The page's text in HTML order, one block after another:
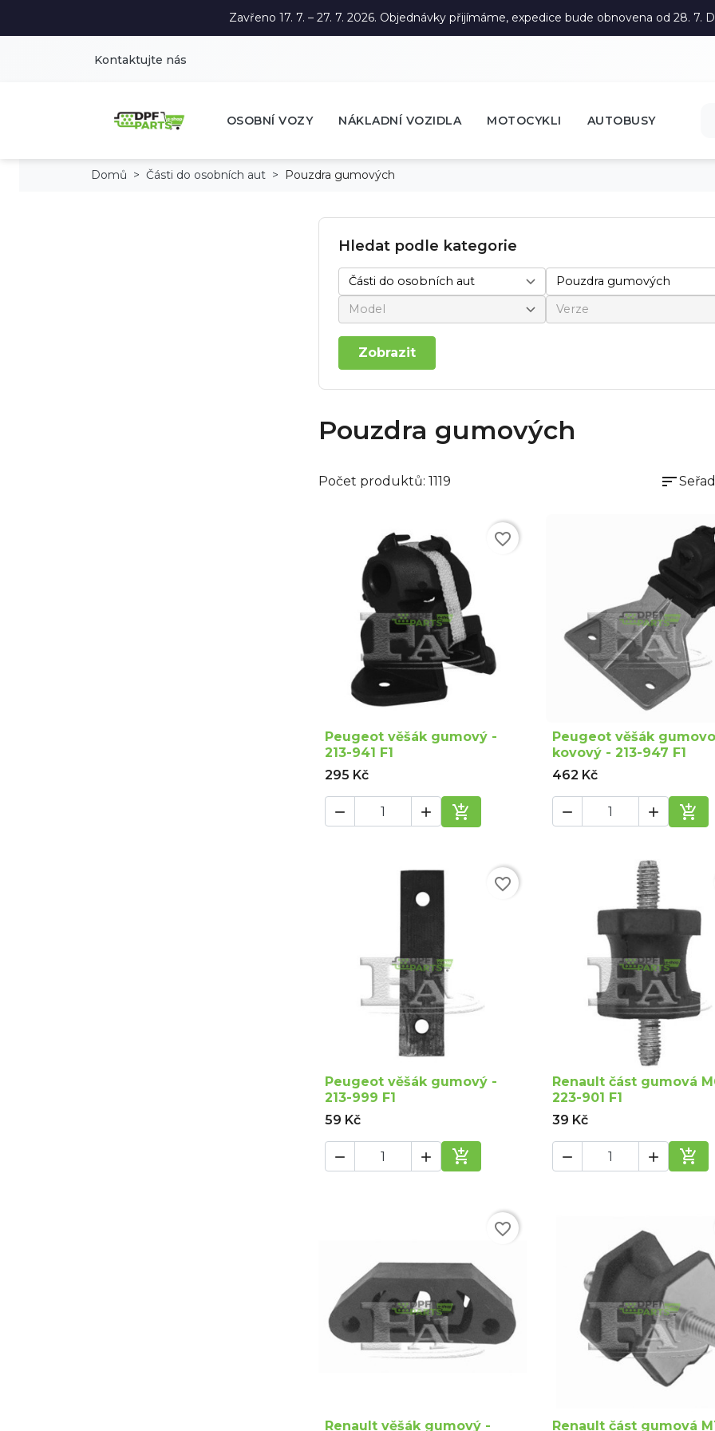
Zavřeno 17. 7. – 27. 7. 2026. Objednávky přijímáme, expedice bude obnovena od 28. 7.
Kontaktujte nás
OSOBNÍ VOZY NÁKLADNÍ VOZIDLA MOTOCYKLI AUTOBUSY
Domů Části do osobních aut Pouzdra gumových
Hledat podle kategorie
Zobrazit
Pouzdra gumových
Počet produktů: 1119 sort
favorite_border
Peugeot věšák gumový -
213-941 F1
295 Kč
  
Přidat do košíku
Peugeot věšák
kovový - 213-947 F1
462 Kč
  
favorite_border
Peugeot věšák gumový -
213-999 F1
59 Kč
  
Přidat do košíku
Renault část gumová
223-901 F1
39 Kč
  
favorite_border
Renault věšák gumový -
Renault část gumová